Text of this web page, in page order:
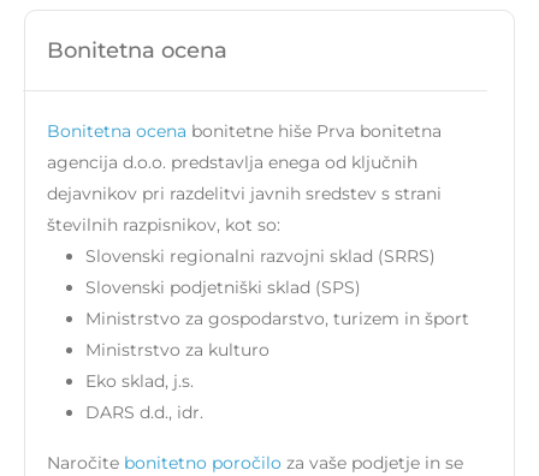
Bonitetna ocena
Bonitetna ocena bonitetne hiše Prva bonitetna
agencija d.o.o. predstavlja enega od ključnih
dejavnikov pri razdelitvi javnih sredstev s strani
številnih razpisnikov, kot so:
Slovenski regionalni razvojni sklad (SRRS)
Slovenski podjetniški sklad (SPS)
Ministrstvo za gospodarstvo, turizem in šport
Ministrstvo za kulturo
Eko sklad, j.s.
DARS d.d., idr.
Naročite bonitetno poročilo za vaše podjetje in se